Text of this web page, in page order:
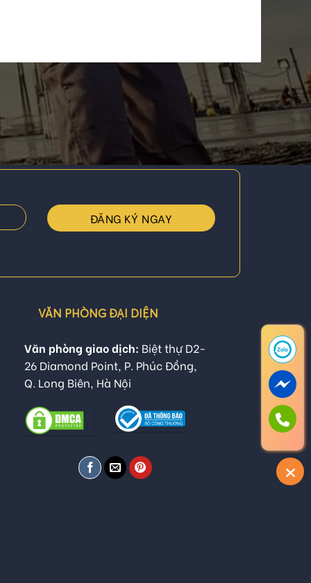
VĂN PHÒNG ĐẠI DIỆN
Văn phòng giao dịch: Biệt thự D2-
26 Diamond Point, P. Phúc Đồng,
Q. Long Biên, Hà Nội